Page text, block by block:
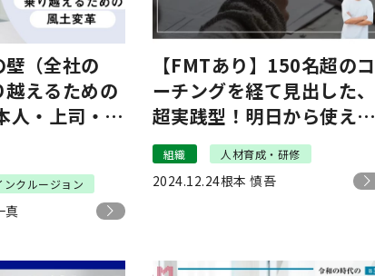
壁（全社の
えるための
人・上司・全
性活躍推進
クルージョン
真
【FMTあり】150名超のコ
ーチングを経て見出した、
超実践型！明日から使える
1on1の活用方法｜co-take
LLC 手嶋
組織 人材育成・研修
2024.12.24根本 慎吾